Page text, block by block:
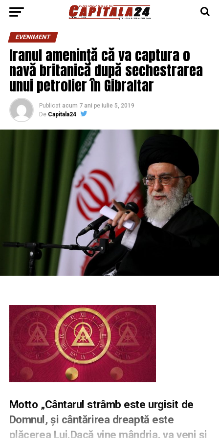
EVENIMENT
Iranul ameninţă că va captura o
navă britanică după sechestrarea
unui petrolier în Gibraltar
Publicat acum 7 ani pe iulie 5, 2019
De Capitala24
Motto „Cântarul strâmb este urgisit de
Domnul, şi cântărirea dreaptă este
plăcerea Lui.Dacă vine mândria, va veni şi